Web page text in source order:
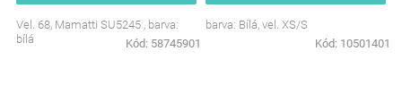
Vel. 68, Mamatti SU5245 , barva:
bílá
Kód: 58745901
barva: Bílá, vel. XS/S
Kód: 10501401